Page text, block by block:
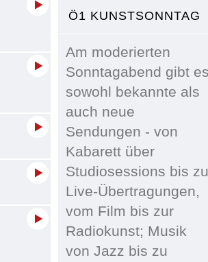
Ö1 KUNSTSONNTAG
Am moderierten
Sonntagabend gibt
sowohl bekannte als
auch neue
Sendungen - von
Kabarett über
Studiosessions bis
Live-Übertragungen,
vom Film bis zur
Radiokunst; Musik
von Jazz bis zu